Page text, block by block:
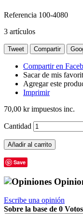
Referencia 100-4080
3 artículos
Tweet Compartir
Compartir en
Sacar de mis
Agregar este
Imprimir
70,00 krimpuestos inc.
Cantidad
Añadir al carrito
Save
Escribe una opinión
Sobre la base de 0 Votos